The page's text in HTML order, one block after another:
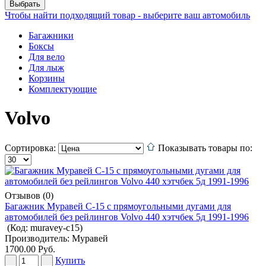
Чтобы найти подходящий товар - выберите ваш автомобиль
Багажники
Боксы
Для вело
Для лыж
Корзины
Комплектующие
Volvo
Сортировка: Показывать товары по:
Отзывов (0)
Багажник Муравей С-15 с прямоугольными дугами для
автомобилей без рейлингов Volvo 440 хэтчбек 5д 1991-1996
(Код: muravey-c15)
Производитель: Муравей
1700.00 Руб.
Купить